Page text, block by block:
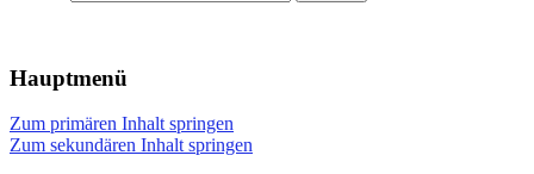
Hauptmenü
Zum primären Inhalt springen
Zum sekundären Inhalt springen